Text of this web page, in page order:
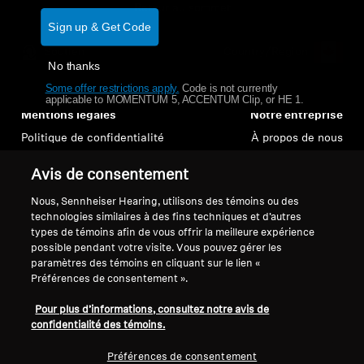
Barres de son et caissons de graves AMBEO
Découvrez AMBEO
Pièces et accessoires AMBEO
À propos de nous
Innovations
Espace sonore
Retour au sommet
Mentions légales
Politique de confidentialité
Politique de communication des
consommateurs
Conditions générales
Politique de divulgation
coordonnée des vulnérabilités
Conditions de garantie pour les
Notre entreprise
À propos de nous
pour les médias
Salle de presse
Avis de consentement
Nous, Sennheiser Hearing, utilisons des témoins ou des
technologies similaires à des fins techniques et d’autres
types de témoins afin de vous offrir la meilleure expérience
possible pendant votre visite. Vous pouvez gérer les
paramètres des témoins en cliquant sur le lien «
Préférences de consentement ».
Pour plus d’informations, consultez notre avis de
confidentialité des témoins.
Préférences de consentement
Sign up & Get Code
No thanks
Some offer restrictions apply. Code is not currently
applicable to MOMENTUM 5, ACCENTUM Clip, or HE 1.